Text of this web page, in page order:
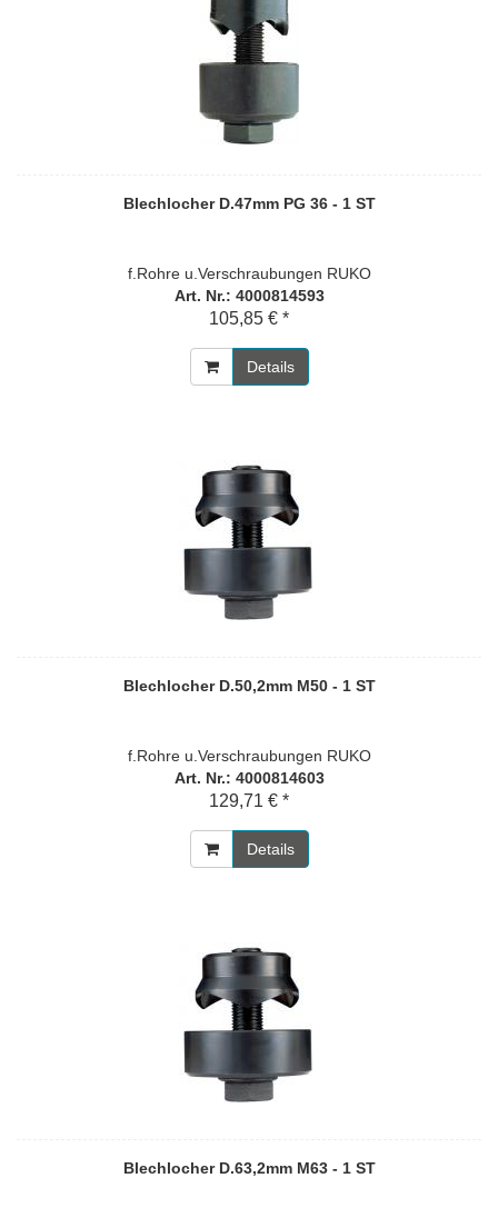
Blechlocher D.47mm PG 36 - 1 ST
f.Rohre u.Verschraubungen RUKO
Art. Nr.: 4000814593
105,85 € *
Details
Blechlocher D.50,2mm M50 - 1 ST
f.Rohre u.Verschraubungen RUKO
Art. Nr.: 4000814603
129,71 € *
Details
Blechlocher D.63,2mm M63 - 1 ST